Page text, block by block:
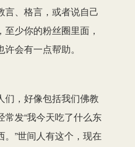
言、格言，或者说自己
少你的粉丝圈里面，
会有一点帮助。
们，好像包括我们佛教
发“我今天吃了什么东
”世间人有这个，现在